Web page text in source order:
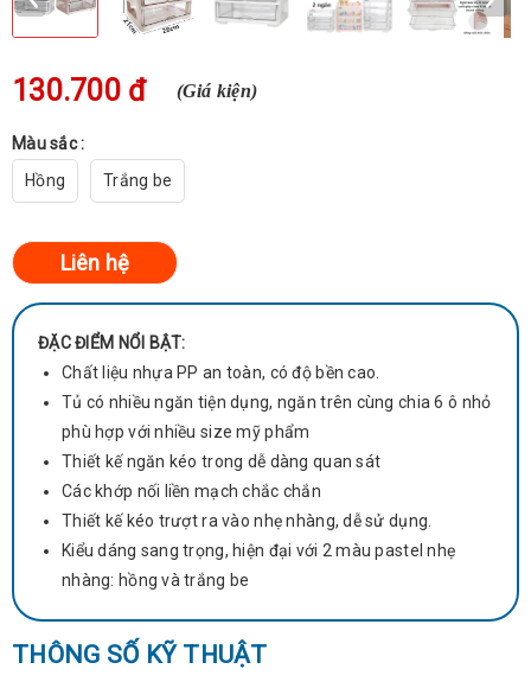
ĐẶC ĐIỂM NỔI BẬT:
Chất liệu nhựa PP an toàn, có độ bền cao.
Tủ có nhiều ngăn tiện dụng, ngăn trên cùng chia 6 ô nhỏ
phù hợp với nhiều size mỹ phẩm
Thiết kế ngăn kéo trong dễ dàng quan sát
Các khớp nối liền mạch chắc chắn
Thiết kế kéo trượt ra vào nhẹ nhàng, dễ sử dụng.
Kiểu dáng sang trọng, hiện đại với 2 màu pastel nhẹ
nhàng: hồng và trắng be
130.700 đ (Giá kiện)
Màu sắc :
Hồng
Trắng be
THÔNG SỐ KỸ THUẬT